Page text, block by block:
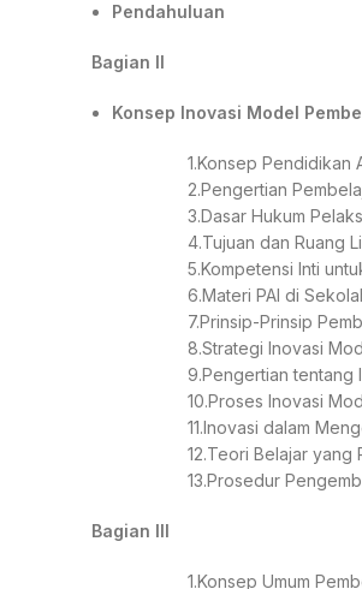
Pendahuluan
Bagian II
Konsep Inovasi Model
1.Konsep Pendidikan
2.Pengertian
3.Dasar Hukum
4.Tujuan dan Ruang
5.Kompetensi Inti
6.Materi PAI di
7.Prinsip-Prinsip
8.Strategi Inovasi
9.Pengertian tentang
10.Proses Inovasi
11.Inovasi dalam
12.Teori Belajar
13.Prosedur
Bagian III
1.Konsep Umum